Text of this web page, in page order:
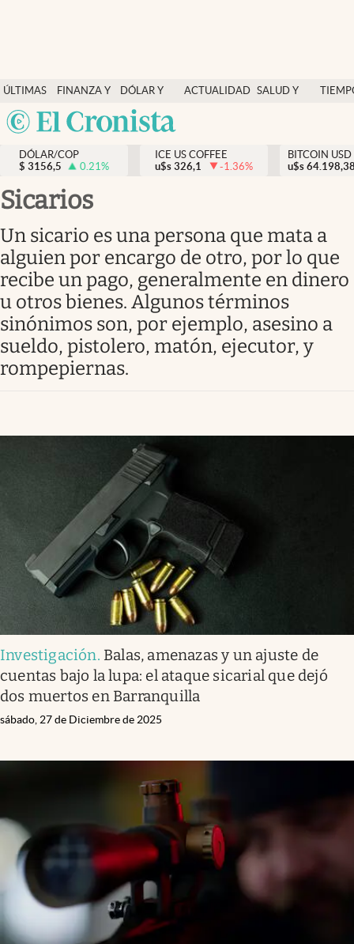
ÚLTIMAS
NOTICIAS
FINANZA Y
ECONOMÍA
DÓLAR Y
MERCADOS
ACTUALIDAD SALUD Y
México
Uruguay
Salud y nutrición
Vida espiritual
Actualidad
Dólar y mercados
Curiosidades
Colombia
DÓLAR/COP
$ 3156,5 0.21%
ICE US COFFEE
u$s 326,1 -1.36%
BITCOIN USD
u$s
Sicarios
Un sicario es una persona que mata a
alguien por encargo de otro, por lo que
recibe un pago, generalmente en dinero
u otros bienes. Algunos términos
sinónimos son, por ejemplo, asesino a
sueldo, pistolero, matón, ejecutor, y
rompepiernas.
Investigación. Balas, amenazas y un ajuste de
cuentas bajo la lupa: el ataque sicarial que dejó
dos muertos en Barranquilla
sábado, 27 de Diciembre de 2025